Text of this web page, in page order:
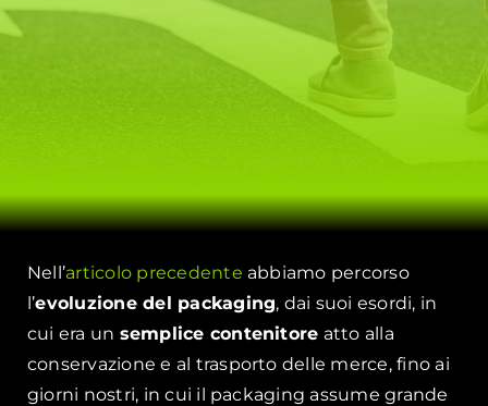
Nell’articolo precedente abbiamo percorso
l’evoluzione del packaging, dai suoi esordi, in
cui era un semplice contenitore atto alla
conservazione e al trasporto delle merce, fino ai
giorni nostri, in cui il packaging assume grande